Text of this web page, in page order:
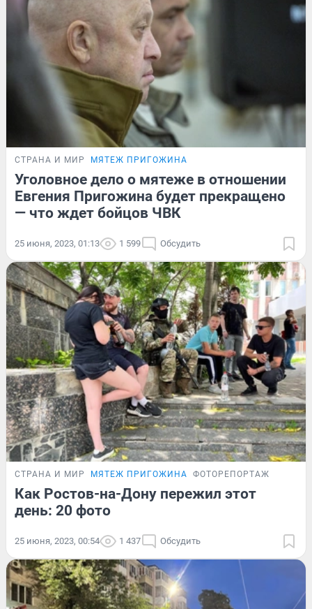
СТРАНА И МИР МЯТЕЖ ПРИГОЖИНА
Уголовное дело о мятеже в отношении
Евгения Пригожина будет прекращено
— что ждет бойцов ЧВК
25 июня, 2023, 01:13 1 599 Обсудить
СТРАНА И МИР МЯТЕЖ ПРИГОЖИНА ФОТОРЕПОРТАЖ
Как Ростов-на-Дону пережил этот
день: 20 фото
25 июня, 2023, 00:54 1 437 Обсудить